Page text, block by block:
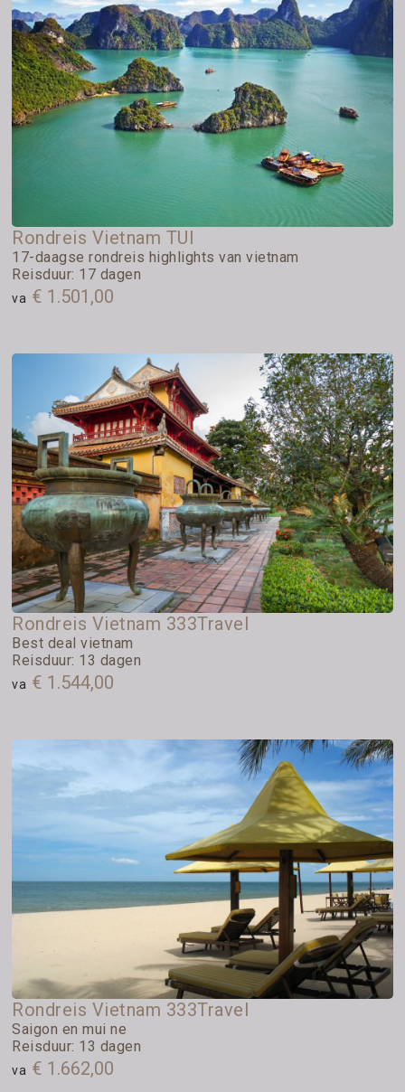
Rondreis Vietnam TUI
17-daagse rondreis highlights van vietnam
Reisduur: 17 dagen
va € 1.501,00
Rondreis Vietnam 333Travel
Best deal vietnam
Reisduur: 13 dagen
va € 1.544,00
Rondreis Vietnam 333Travel
Saigon en mui ne
Reisduur: 13 dagen
va € 1.662,00